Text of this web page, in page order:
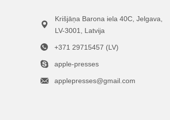
Krišjāņa Barona iela 40C, Jelgava,
LV-3001, Latvija
+371 29715457 (LV)
apple-presses
applepresses@gmail.com